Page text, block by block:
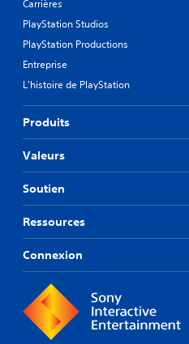
Carrières
PlayStation Studios
PlayStation Productions
Entreprise
L'histoire de PlayStation
Produits
Valeurs
Soutien
Ressources
Connexion